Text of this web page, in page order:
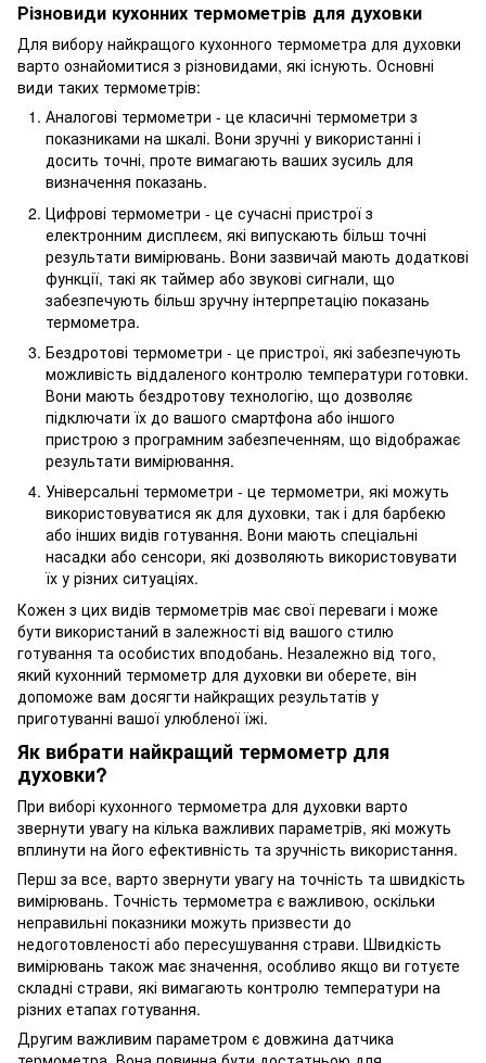
Різновиди кухонних термометрів для духовки
Для вибору найкращого кухонного термометра для духовки
варто ознайомитися з різновидами, які існують. Основні
види таких термометрів:
Аналогові термометри - це класичні термометри з
показниками на шкалі. Вони зручні у використанні і
досить точні, проте вимагають ваших зусиль для
визначення показань.
Цифрові термометри - це сучасні пристрої з
електронним дисплеєм, які випускають більш точні
результати вимірювань. Вони зазвичай мають додаткові
функції, такі як таймер або звукові сигнали, що
забезпечують більш зручну інтерпретацію показань
термометра.
Бездротові термометри - це пристрої, які забезпечують
можливість віддаленого контролю температури готовки.
Вони мають бездротову технологію, що дозволяє
підключати їх до вашого смартфона або іншого
пристрою з програмним забезпеченням, що відображає
результати вимірювання.
Універсальні термометри - це термометри, які можуть
використовуватися як для духовки, так і для барбекю
або інших видів готування. Вони мають спеціальні
насадки або сенсори, які дозволяють використовувати
їх у різних ситуаціях.
Кожен з цих видів термометрів має свої переваги і може
бути використаний в залежності від вашого стилю
готування та особистих вподобань. Незалежно від того,
який кухонний термометр для духовки ви оберете, він
допоможе вам досягти найкращих результатів у
приготуванні вашої улюбленої їжі.
Як вибрати найкращий термометр для
духовки?
При виборі кухонного термометра для духовки варто
звернути увагу на кілька важливих параметрів, які можуть
вплинути на його ефективність та зручність використання.
Перш за все, варто звернути увагу на точність та швидкість
вимірювань. Точність термометра є важливою, оскільки
неправильні показники можуть призвести до
недоготовленості або пересушування страви. Швидкість
вимірювань також має значення, особливо якщо ви готуєте
складні страви, які вимагають контролю температури на
різних етапах готування.
Другим важливим параметром є довжина датчика